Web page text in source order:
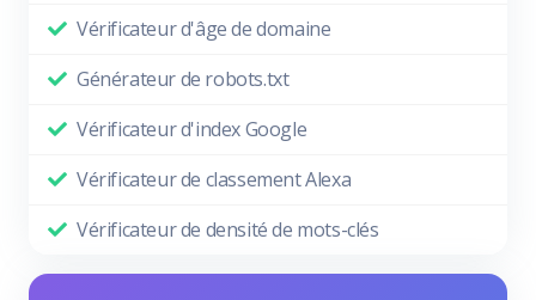
Vérificateur d'âge de domaine
Générateur de robots.txt
Vérificateur d'index Google
Vérificateur de classement Alexa
Vérificateur de densité de mots-clés